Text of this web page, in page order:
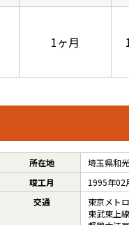
1ヶ月
所在地
埼玉県和
竣工月
1995年02
交通
東京メト
東武東上線